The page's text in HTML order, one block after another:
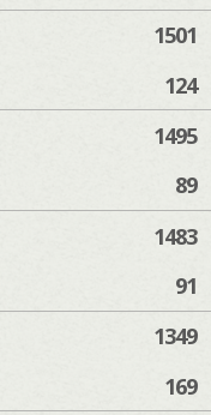
1501
124
1495
89
1483
91
1349
169